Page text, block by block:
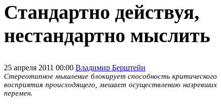
Стандартно действуя,
нестандартно мыслить
25 апреля 2011 00:00 Владимир Берштейн
Стереотипное мышление блокирует способность критического
восприятия происходящего, мешает осуществлению назревших
перемен.